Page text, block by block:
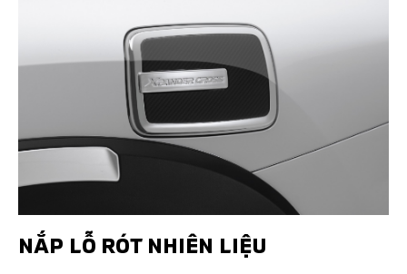
NẮP LỖ RÓT NHIÊN LIỆU